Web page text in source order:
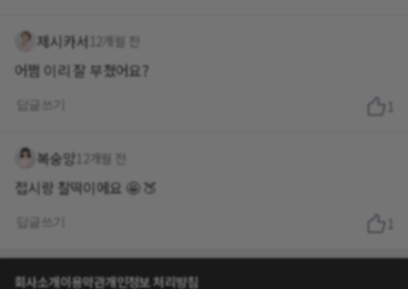
제시카서 12개월 전
어쩜 이리 잘 부쳤어요?
1
복숭앙12개월 전
접시랑 찰떡이에요 🤩 🍑
1
회사소개이용약관개인정보 처리방침